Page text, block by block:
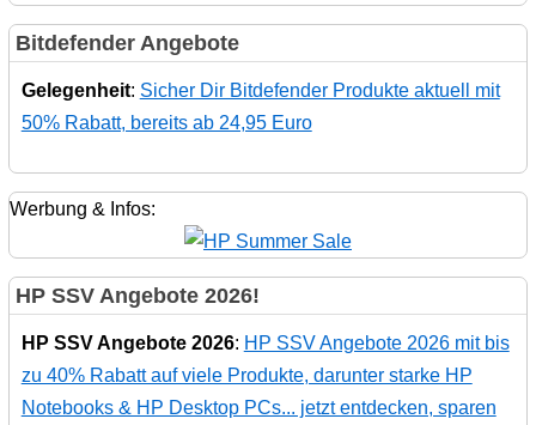
Bitdefender Angebote
Gelegenheit: Sicher Dir Bitdefender Produkte aktuell mit
50% Rabatt, bereits ab 24,95 Euro
Werbung & Infos:
HP SSV Angebote 2026!
HP SSV Angebote 2026: HP SSV Angebote 2026 mit bis
zu 40% Rabatt auf viele Produkte, darunter starke HP
Notebooks & HP Desktop PCs... jetzt entdecken, sparen